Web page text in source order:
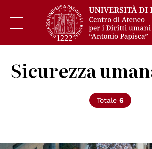
Sicurezza
Totale 6